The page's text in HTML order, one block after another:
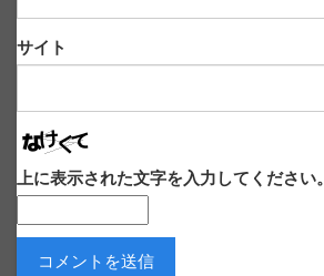
サイト
上に表示された文字を入力してください。